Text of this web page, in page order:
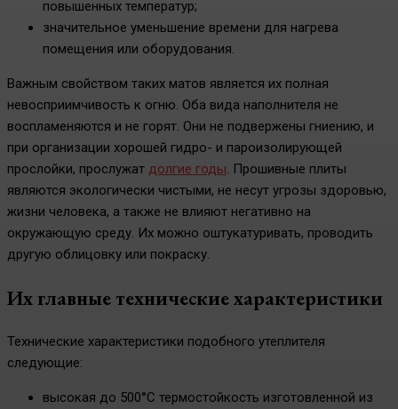
повышенных температур;
значительное уменьшение времени для нагрева
помещения или оборудования.
Важным свойством таких матов является их полная
невосприимчивость к огню. Оба вида наполнителя не
воспламеняются и не горят. Они не подвержены гниению, и
при организации хорошей гидро- и пароизолирующей
прослойки, прослужат долгие годы. Прошивные плиты
являются экологически чистыми, не несут угрозы здоровью,
жизни человека, а также не влияют негативно на
окружающую среду. Их можно оштукатуривать, проводить
другую облицовку или покраску.
Их главные технические характеристики
Технические характеристики подобного утеплителя
следующие:
высокая до 500°С термостойкость изготовленной из